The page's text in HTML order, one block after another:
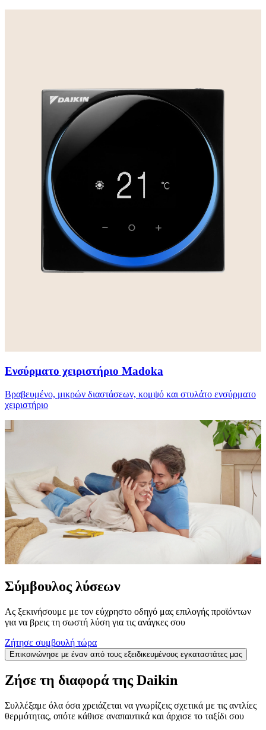
Ενσύρματο χειριστήριο Madoka
Βραβευμένο, μικρών διαστάσεων, κομψό και στυλάτο ενσύρματο
χειριστήριο
Σύμβουλος λύσεων
Ας ξεκινήσουμε με τον εύχρηστο οδηγό μας επιλογής προϊόντων
για να βρεις τη σωστή λύση για τις ανάγκες σου
Ζήτησε συμβουλή τώρα
Επικοινώνησε με έναν από τους εξειδικευμένους εγκαταστάτες μας
Ζήσε τη διαφορά της Daikin
Συλλέξαμε όλα όσα χρειάζεται να γνωρίζεις σχετικά με τις αντλίες
θερμότητας, οπότε κάθισε αναπαυτικά και άρχισε το ταξίδι σου